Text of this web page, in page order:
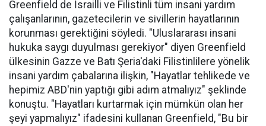
Greenfield de İsrailli ve Filistinli tüm insani yardım
çalışanlarının, gazetecilerin ve sivillerin hayatlarının
korunması gerektiğini söyledi. "Uluslararası insani
hukuka saygı duyulması gerekiyor" diyen Greenfield
ülkesinin Gazze ve Batı Şeria'daki Filistinlilere yönelik
insani yardım çabalarına ilişkin, "Hayatlar tehlikede ve
hepimiz ABD'nin yaptığı gibi adım atmalıyız" şeklinde
konuştu. "Hayatları kurtarmak için mümkün olan her
şeyi yapmalıyız" ifadesini kullanan Greenfield, "Bu bir